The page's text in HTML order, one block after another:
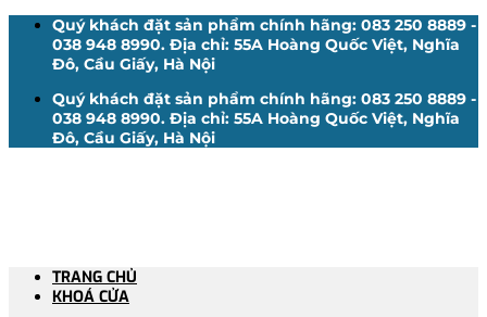
Quý khách đặt sản phẩm chính hãng: 083 250 8889 -
038 948 8990. Địa chỉ: 55A Hoàng Quốc Việt, Nghĩa
Đô, Cầu Giấy, Hà Nội
Quý khách đặt sản phẩm chính hãng: 083 250 8889 -
038 948 8990. Địa chỉ: 55A Hoàng Quốc Việt, Nghĩa
Đô, Cầu Giấy, Hà Nội
TRANG CHỦ
KHOÁ CỬA